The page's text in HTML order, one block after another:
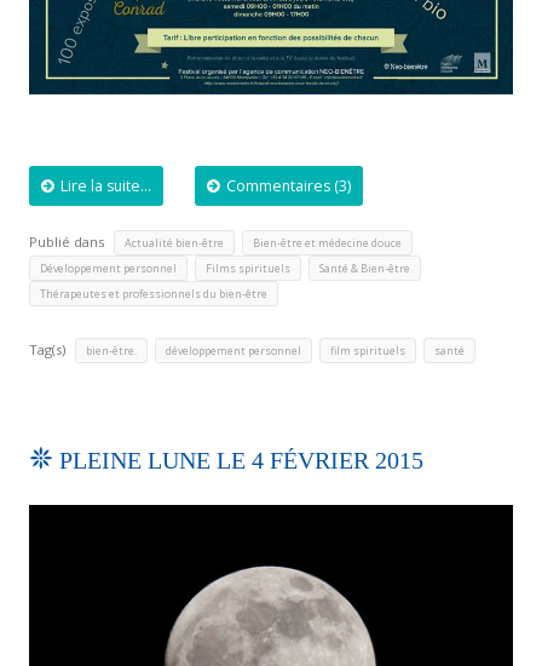
Lire la suite... Commentaires (3)
Publié dans Actualité bien-être Bien-être et médecine douce
Développement personnel Films spirituels Santé & Bien-être
Thérapeutes et professionnels du bien-être
Tag(s) bien-être. développement personnel film spirituels santé
PLEINE LUNE LE 4 FÉVRIER 2015